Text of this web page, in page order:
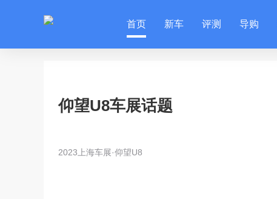
首页 新车 评测 导购
仰望U8车展话题
2023上海车展·仰望U8